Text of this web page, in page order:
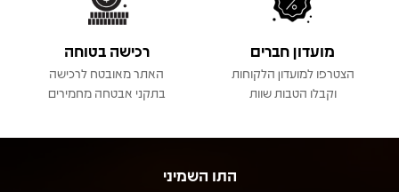
מועדון חברים
הצטרפו למועדון הלקוחות
וקבלו הטבות שוות
רכישה בטוחה
האתר מאובטח לרכישה
בתקני אבטחה מחמירים
התו השמיני